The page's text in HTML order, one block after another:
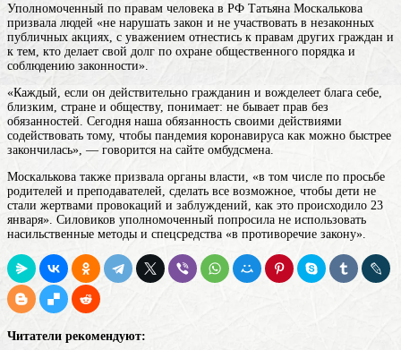
Уполномоченный по правам человека в РФ Татьяна Москалькова
призвала людей «не нарушать закон и не участвовать в незаконных
публичных акциях, с уважением отнестись к правам других граждан и
к тем, кто делает свой долг по охране общественного порядка и
соблюдению законности».
«Каждый, если он действительно гражданин и вожделеет блага себе,
близким, стране и обществу, понимает: не бывает прав без
обязанностей. Сегодня наша обязанность своими действиями
содействовать тому, чтобы пандемия коронавируса как можно быстрее
закончилась», — говорится на сайте омбудсмена.
Москалькова также призвала органы власти, «в том числе по просьбе
родителей и преподавателей, сделать все возможное, чтобы дети не
стали жертвами провокаций и заблуждений, как это происходило 23
января». Силовиков уполномоченный попросила не использовать
насильственные методы и спецсредства «в противоречие закону».
Читатели рекомендуют: